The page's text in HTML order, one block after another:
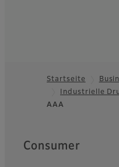
Footer
Startseite
Industrielle
AAA
Quick Links
Consumer